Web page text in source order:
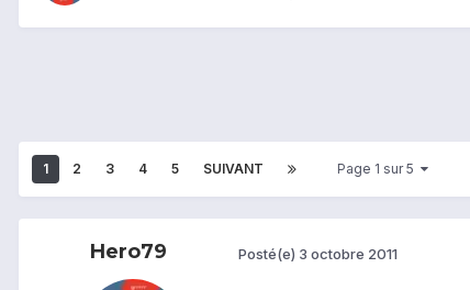
1 2 3 4 5 SUIVANT Page 1 sur 5
Hero79 Posté(e) 3 octobre 2011